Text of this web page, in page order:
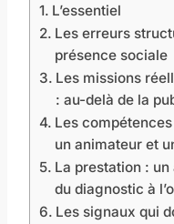
L’essentiel
Les erreurs
présence sociale
Les missions
: au-delà de la
Les
un animateur et
La prestation :
du diagnostic à
Les signaux qui